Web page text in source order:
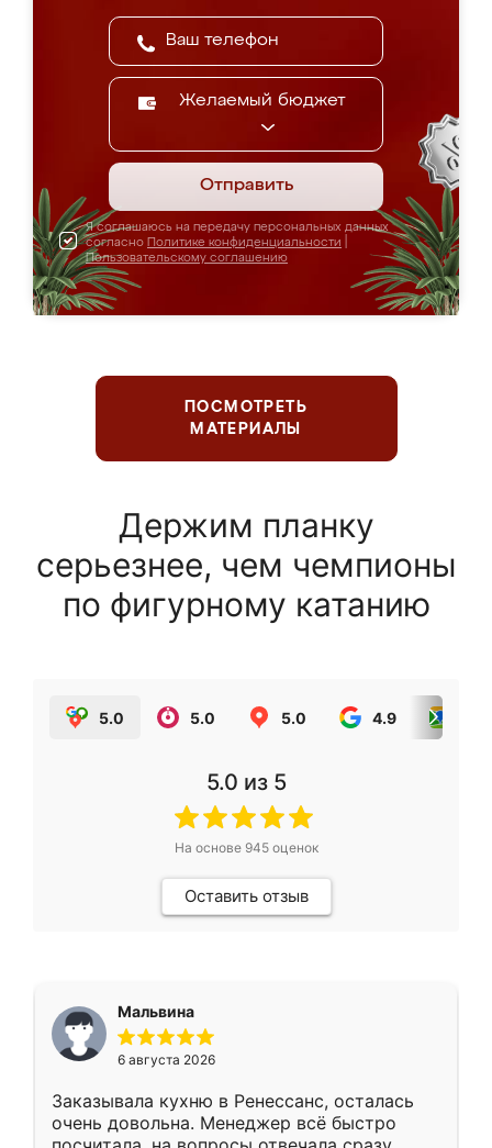
Желаемый бюджет
Отправить
Я соглашаюсь на передачу персональных данных
согласно Политике конфиденциальности
Пользовательскому соглашению
ПОСМОТРЕТЬ
МАТЕРИАЛЫ
Держим планку
серьезнее, чем чемпионы
по фигурному катанию
5.0 5.0 5.0 4.9
5.0 из 5
На основе 945оценок
Оставить отзыв
Мальвина
6 августа 2026
Заказывала кухню в Ренессанс, осталась
очень довольна. Менеджер всё быстро